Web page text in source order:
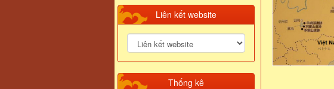
Liên kết website
Thống kê